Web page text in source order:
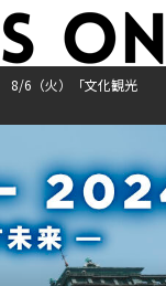
8/6（火）「文化観光